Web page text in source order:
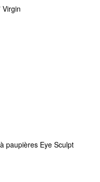
paupières Eye Sculpt